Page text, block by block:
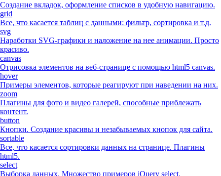
Создание вкладок, оформление списков в удобную навигацию.
grid
Все, что касается таблиц с данными: фильтр, сортировка и т.д.
svg
Наработки SVG-графики и наложение на нее анимации. Просто
красиво.
canvas
Отрисовка элементов на веб-странице с помощью html5 canvas.
hover
Примеры элементов, которые реагируют при наведении на них.
zoom
Плагины для фото и видео галерей, способные приблежать
контент.
button
Кнопки. Создание красивы и незабываемых кнопок для сайта.
sortable
Все, что касается сортировки данных на странице. Плагины
html5.
select
Выборка данных. Множество примеров jQuery select.